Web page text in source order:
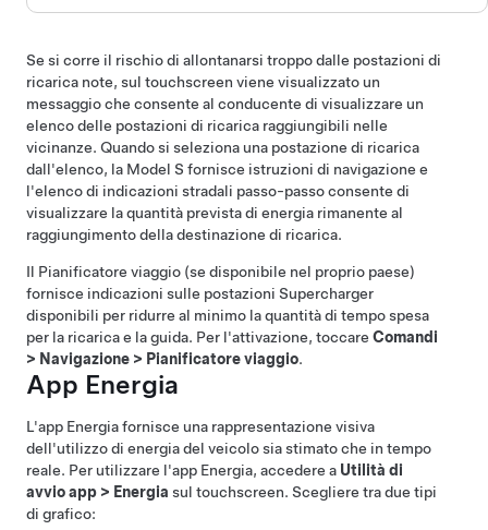
Se si corre il rischio di allontanarsi troppo dalle postazioni di
ricarica note, sul touchscreen viene visualizzato un
messaggio che consente al conducente di visualizzare un
elenco delle postazioni di ricarica raggiungibili nelle
vicinanze. Quando si seleziona una postazione di ricarica
dall'elenco, la Model S fornisce istruzioni di navigazione e
l'elenco di indicazioni stradali passo-passo consente di
visualizzare la quantità prevista di energia rimanente al
raggiungimento della destinazione di ricarica.
Il Pianificatore viaggio (se disponibile nel proprio paese)
fornisce indicazioni sulle postazioni Supercharger
disponibili per ridurre al minimo la quantità di tempo spesa
per la ricarica e la guida. Per l'attivazione, toccare Comandi
> Navigazione > Pianificatore viaggio.
App Energia
L'app Energia fornisce una rappresentazione visiva
dell'utilizzo di energia del veicolo sia stimato che in tempo
reale. Per utilizzare l'app Energia, accedere a Utilità di
avvio app > Energia sul touchscreen. Scegliere tra due tipi
di grafico: